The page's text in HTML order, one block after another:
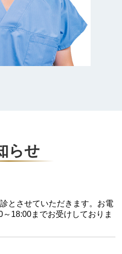
らせ
とさせていただきます。お電
18:00までお受けしておりま